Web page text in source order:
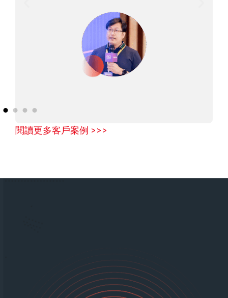
閱讀更多客戶案例 >>>